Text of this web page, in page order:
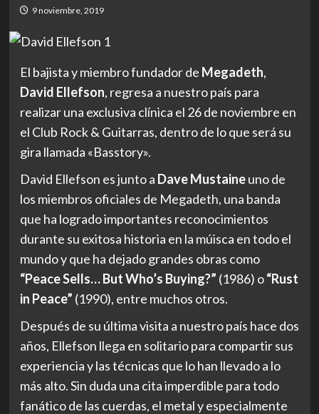
9 noviembre, 2019
El bajista y miembro fundador de Megadeth,
David Ellefson, regresa a nuestro país para
realizar una exclusiva clínica el 26 de noviembre en
el Club Rock & Guitarras, dentro de lo que será su
gira llamada «Basstory».
David Ellefson es junto a Dave Mustaineuno de
los miembros oficiales de Megadeth, una banda
que ha logrado importantes reconocimientos
durante su exitosa historia en la múisca en todo el
mundo y que ha dejado grandes obras como
“Peace Sells… But Who’s Buying?” (1986) o“Rust
in Peace” (1990), entre muchos otros.
Después de su última visita a nuestro país hace dos
años, Ellefson llega en solitario para compartir sus
experiencia y las técnicas que lo han llevado a lo
más alto. Sin duda una cita imperdible para todo
fanático de las cuerdas, el metal y especialmente